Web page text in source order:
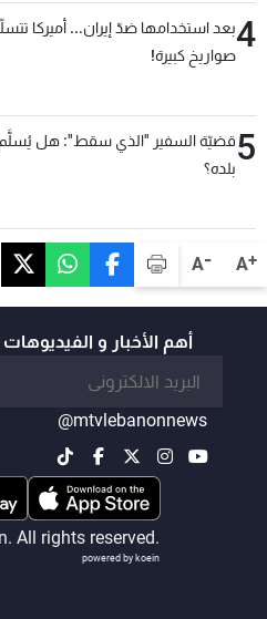
A+
A-
4بعد استخدامها ضدّ إيران... أميركا
صواريخ كبيرة!
5قضيّة السفير "الذي سقط": هل يُسلَّم
بلده؟
أهم الأخبار و
@mtvlebanonnews
All rights reserved.
powered by koein